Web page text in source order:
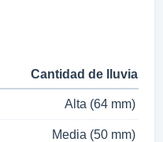
Cantidad de lluvia
Alta (64 mm)
Media (50 mm)